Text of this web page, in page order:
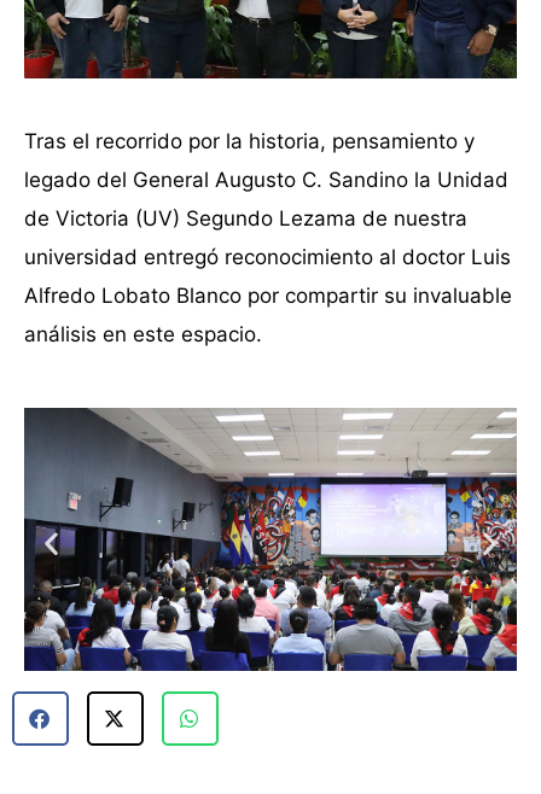
Tras el recorrido por la historia, pensamiento y
legado del General Augusto C. Sandino la Unidad
de Victoria (UV) Segundo Lezama de nuestra
universidad entregó reconocimiento al doctor Luis
Alfredo Lobato Blanco por compartir su invaluable
análisis en este espacio.